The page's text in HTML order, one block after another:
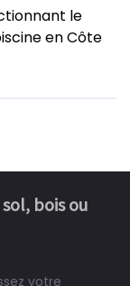
le
en Côte
bois ou
votre